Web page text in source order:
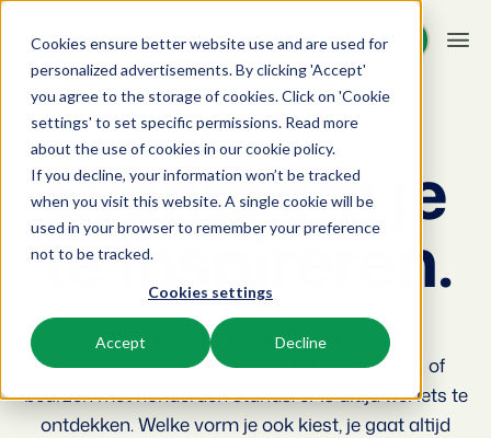
Cookies ensure better website use and are used for
personalized advertisements. By clicking 'Accept'
you agree to the storage of cookies. Click on 'Cookie
settings' to set specific permissions. Read more
about the use of cookies in our cookie policy.
If you decline, your information won’t be tracked
when you visit this website. A single cookie will be
used in your browser to remember your preference
not to be tracked.
Cookies settings
Accept Decline
Demo aanvragen
Demo aanvragen
Platform
BEX PMS
Reserveringssysteem
Beheer alle back office processen.
Adverteer jouw aanbod op een mix van kanalen.
Boost directe boekingen via jouw website.
Oplossingen
Booking Experts voor:
Villa's, bungalows, chalets en boomhutten.
Hotelkamers, appartementen, B&Bs en pensions.
Resources
Kennis
BEX Educate | Pro
Blijven leren, blijven leiden in de recreatie.
Prijzen
Klantverhalen
BEX Events
Events om je
te inspireren.
Van kleinschalige trainingen voor
receptiemedewerkers tot grote kennisevents of
beurzen met honderden stands: er is altijd wel iets te
ontdekken. Welke vorm je ook kiest, je gaat altijd